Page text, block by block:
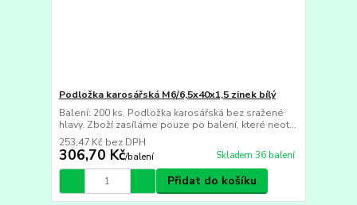
Podložka karosářská M6/6,5x40x1,5 zinek bílý
Balení: 200 ks. Podložka karosářská bez sražené
hlavy. Zboží zasíláme pouze po balení, které neot...
306,70 Kč/balení
253,47 Kč bez DPH
Skladem 36 balení
Přidat do košíku